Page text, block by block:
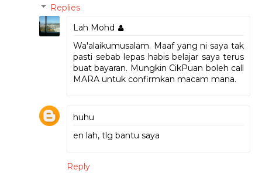
Replies
Lah Mohd
Wa'alaikumusalam. Maaf yang ni saya tak
pasti sebab lepas habis belajar saya terus
buat bayaran. Mungkin CikPuan boleh call
MARA untuk confirmkan macam mana.
huhu
en lah, tlg bantu saya
Reply